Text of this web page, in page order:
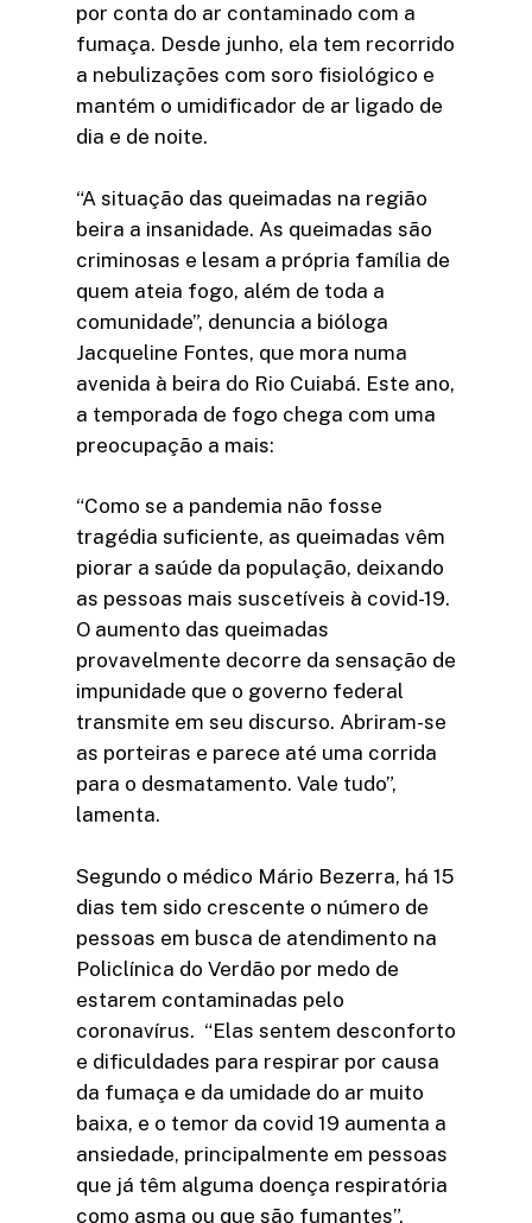
por conta do ar contaminado com a
fumaça. Desde junho, ela tem recorrido
a nebulizações com soro fisiológico e
mantém o umidificador de ar ligado de
dia e de noite.
“A situação das queimadas na região
beira a insanidade. As queimadas são
criminosas e lesam a própria família de
quem ateia fogo, além de toda a
comunidade”, denuncia a bióloga
Jacqueline Fontes, que mora numa
avenida à beira do Rio Cuiabá. Este ano,
a temporada de fogo chega com uma
preocupação a mais:
“Como se a pandemia não fosse
tragédia suficiente, as queimadas vêm
piorar a saúde da população, deixando
as pessoas mais suscetíveis à covid-19.
O aumento das queimadas
provavelmente decorre da sensação de
impunidade que o governo federal
transmite em seu discurso. Abriram-se
as porteiras e parece até uma corrida
para o desmatamento. Vale tudo”,
lamenta.
Segundo o médico Mário Bezerra, há 15
dias tem sido crescente o número de
pessoas em busca de atendimento na
Policlínica do Verdão por medo de
estarem contaminadas pelo
coronavírus. “Elas sentem desconforto
e dificuldades para respirar por causa
da fumaça e da umidade do ar muito
baixa, e o temor da covid 19 aumenta a
ansiedade, principalmente em pessoas
que já têm alguma doença respiratória
como asma ou que são fumantes”,